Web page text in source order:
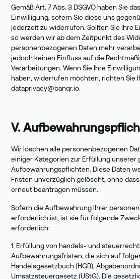
Gemäß Art. 7 Abs. 3 DSGVO haben Sie
Einwilligung, sofern Sie diese uns
jederzeit zu widerrufen. Sollten Sie Ihre
so werden wir ab dem Zeitpunkt des
personenbezogenen Daten mehr
jedoch keinen Einfluss auf die
Verarbeitungen. Wenn Sie Ihre
haben, widerrufen möchten, richten Sie
dataprivacy@banqr.io.
V.
Wir löschen alle personenbezogenen
einiger Kategorien zur Erfüllung unserer
Aufbewahrungspflichten. Diese Daten
Fristen unverzüglich gelöscht, ohne
erneut beantragen müssen.
Sofern die Aufbewahrung Ihrer
erforderlich ist, ist sie für folgende
erforderlich:
1. Erfüllung von handels- und
Aufbewahrungsfristen, die sich auf
Handelsgesetzbuch (HGB),
Umsatzsteuergesetz (UStG). Die